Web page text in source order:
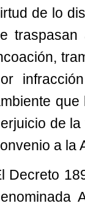
de lo
traspasan
de
a la
Decreto